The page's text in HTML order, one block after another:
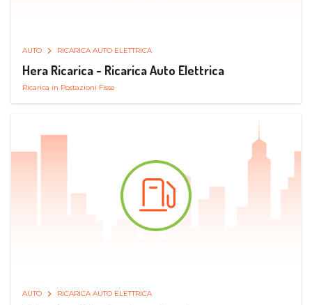
AUTO RICARICA AUTO ELETTRICA
Hera Ricarica - Ricarica Auto Elettrica
Ricarica in Postazioni Fisse
AUTO RICARICA AUTO ELETTRICA